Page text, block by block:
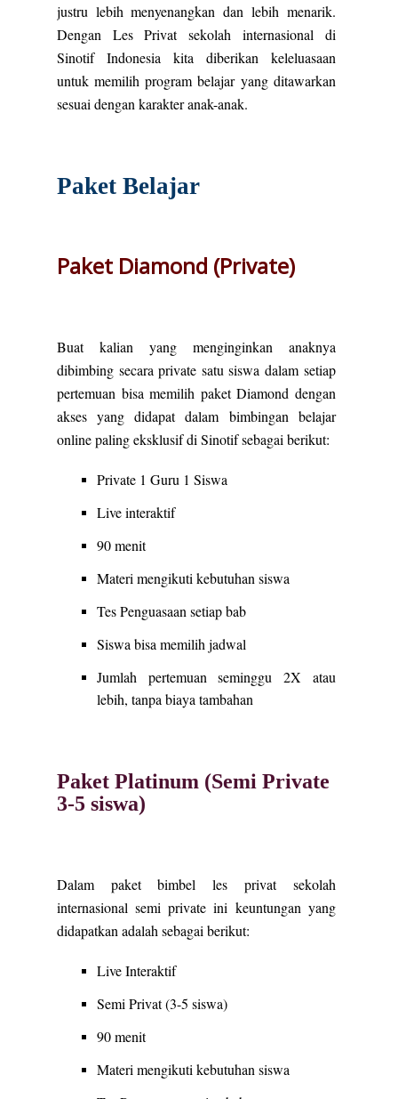
justru lebih menyenangkan dan lebih menarik.
Dengan Les Privat sekolah internasional di
Sinotif Indonesia kita diberikan keleluasaan
untuk memilih program belajar yang ditawarkan
sesuai dengan karakter anak-anak.
Paket Belajar
Paket Diamond (Private)
Buat kalian yang menginginkan anaknya
dibimbing secara private satu siswa dalam setiap
pertemuan bisa memilih paket Diamond dengan
akses yang didapat dalam bimbingan belajar
online paling eksklusif di Sinotif sebagai berikut:
Private 1 Guru 1 Siswa
Live interaktif
90 menit
Materi mengikuti kebutuhan siswa
Tes Penguasaan setiap bab
Siswa bisa memilih jadwal
Jumlah pertemuan seminggu 2X atau
lebih, tanpa biaya tambahan
Paket Platinum (Semi Private
3-5 siswa)
Dalam paket bimbel les privat sekolah
internasional semi private ini keuntungan yang
didapatkan adalah sebagai berikut:
Live Interaktif
Semi Privat (3-5 siswa)
90 menit
Materi mengikuti kebutuhan siswa